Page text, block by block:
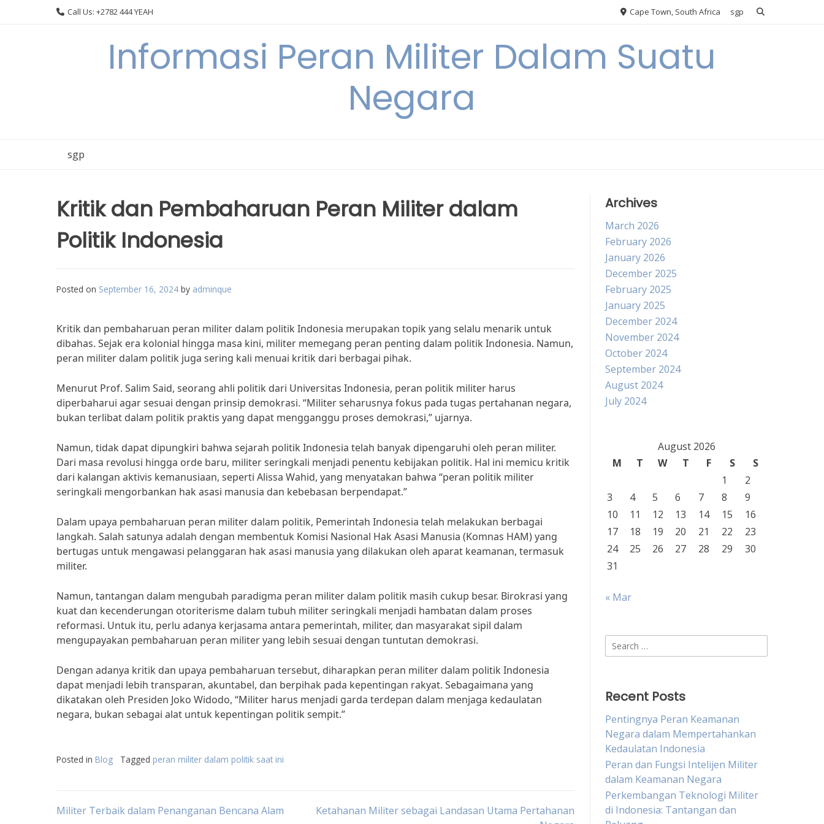
Call Us: +2782 444 YEAH Cape Town, South Africa sgp
Informasi Peran Militer Dalam Suatu
Negara
sgp
Kritik dan Pembaharuan Peran Militer dalam
Politik Indonesia
Posted on September 16, 2024 by adminque
Kritik dan pembaharuan peran militer dalam politik Indonesia merupakan topik yang selalu menarik untuk
dibahas. Sejak era kolonial hingga masa kini, militer memegang peran penting dalam politik Indonesia. Namun,
peran militer dalam politik juga sering kali menuai kritik dari berbagai pihak.
Menurut Prof. Salim Said, seorang ahli politik dari Universitas Indonesia, peran politik militer harus
diperbaharui agar sesuai dengan prinsip demokrasi. “Militer seharusnya fokus pada tugas pertahanan negara,
bukan terlibat dalam politik praktis yang dapat mengganggu proses demokrasi,” ujarnya.
Namun, tidak dapat dipungkiri bahwa sejarah politik Indonesia telah banyak dipengaruhi oleh peran militer.
Dari masa revolusi hingga orde baru, militer seringkali menjadi penentu kebijakan politik. Hal ini memicu kritik
dari kalangan aktivis kemanusiaan, seperti Alissa Wahid, yang menyatakan bahwa “peran politik militer
seringkali mengorbankan hak asasi manusia dan kebebasan berpendapat.”
Dalam upaya pembaharuan peran militer dalam politik, Pemerintah Indonesia telah melakukan berbagai
langkah. Salah satunya adalah dengan membentuk Komisi Nasional Hak Asasi Manusia (Komnas HAM) yang
bertugas untuk mengawasi pelanggaran hak asasi manusia yang dilakukan oleh aparat keamanan, termasuk
militer.
Namun, tantangan dalam mengubah paradigma peran militer dalam politik masih cukup besar. Birokrasi yang
kuat dan kecenderungan otoriterisme dalam tubuh militer seringkali menjadi hambatan dalam proses
reformasi. Untuk itu, perlu adanya kerjasama antara pemerintah, militer, dan masyarakat sipil dalam
mengupayakan pembaharuan peran militer yang lebih sesuai dengan tuntutan demokrasi.
Dengan adanya kritik dan upaya pembaharuan tersebut, diharapkan peran militer dalam politik Indonesia
dapat menjadi lebih transparan, akuntabel, dan berpihak pada kepentingan rakyat. Sebagaimana yang
dikatakan oleh Presiden Joko Widodo, “Militer harus menjadi garda terdepan dalam menjaga kedaulatan
negara, bukan sebagai alat untuk kepentingan politik sempit.”
Posted in Blog Tagged peran militer dalam politik saat ini
Post
Militer Terbaik dalam Penanganan Bencana Alam
Ketahanan Militer sebagai Landasan Utama Pertahanan
Archives
March 2026
February 2026
January 2026
December 2025
February 2025
January 2025
December 2024
November 2024
October 2024
September 2024
August 2024
July 2024
August 2026
M
T W T F S
S
1
2
3
4 5 6 7 8
9
10
11 12 13 14 15
16
17
18 19 20 21 22
23
24
25 26 27 28 29
30
31
« Mar
Search
for:
Recent Posts
Pentingnya Peran Keamanan
Negara dalam Mempertahankan
Kedaulatan Indonesia
Peran dan Fungsi Intelijen Militer
dalam Keamanan Negara
Perkembangan Teknologi Militer
di Indonesia: Tantangan dan